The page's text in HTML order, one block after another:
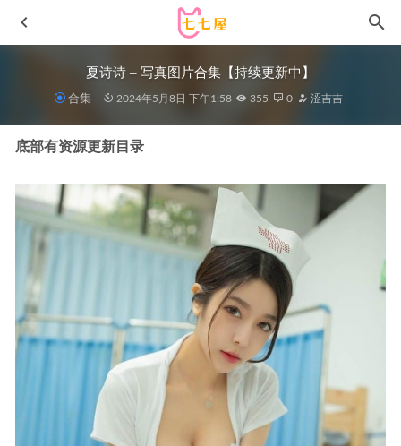
夏诗诗 – 写真图片合集【持续更新中】
合集 2024年5月8日 下午1:58 355 0 涩吉吉
底部有资源更新目录
[Xiuren秀人网]2022.12.20 NO.6020 是小逗逗[82+1P／
683MB]
[Ugirls尤果网]爱尤物 2022.07.10 No.2365 Kiki[35P]
01-16
[Xiuren秀人网]2023.03.29 NO.6489 婠婠么[66+1P／543MB]
咬一口兔娘(yiko湿润兔) – NO.258 2026年03月作品 『碧蓝
档案 明日奈兔女郎』 [89P1V-900MB]
2026-03-31